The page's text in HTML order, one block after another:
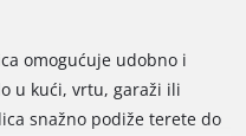
omogućuje udobno i
u kući, vrtu, garaži ili
snažno podiže terete do